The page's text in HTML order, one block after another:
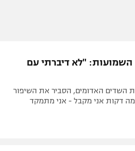
הפועל ירושלים
השמועות: "לא דיברתי עם
השדים האדומים, הסביר את השיפור
דקות אני מקבל - אני מתמקד